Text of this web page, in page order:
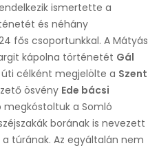
ismertette a
és néhány
fős csoportunkkal. A Mátyás
kápolna történetét Gál
célként megjelölte a Szent
ösvény Ede bácsi
megkóstoltuk a Somló
borának is nevezett
túrának. Az egyáltalán nem